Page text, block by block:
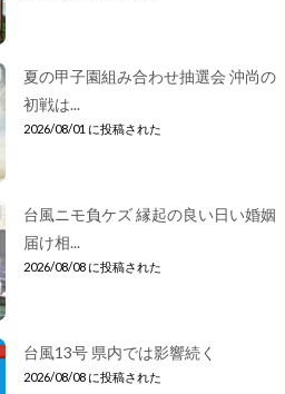
夏の甲子園組み合わせ抽選会 沖尚の
初戦は...
2026/08/01 に投稿された
台風ニモ負ケズ 縁起の良い日い婚姻
届け相...
2026/08/08 に投稿された
台風13号 県内では影響続く
2026/08/08 に投稿された